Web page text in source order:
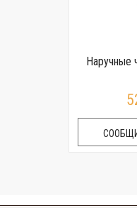
Наручные